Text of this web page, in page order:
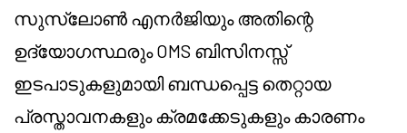
സുസ്ലോൺ എനർജിയും അതിന്റെ
ഉദ്യോഗസ്ഥരും OMS ബിസിനസ്സ്
ഇടപാടുകളുമായി ബന്ധപ്പെട്ട തെറ്റായ
പ്രസ്താവനകളും ക്രമക്കേടുകളും കാരണം